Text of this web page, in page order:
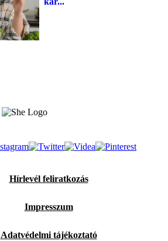
Hírlevél feliratkozás
Impresszum
Adatvédelmi tájékoztató